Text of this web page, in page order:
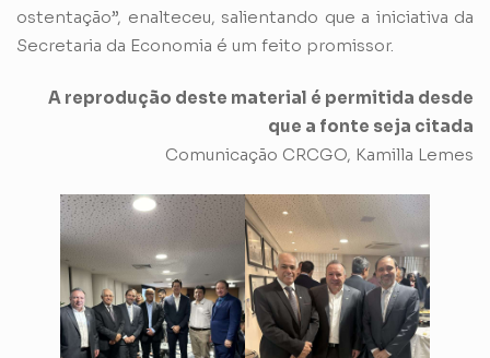
ostentação”, enalteceu, salientando que a iniciativa da
Secretaria da Economia é um feito promissor.
A reprodução deste material é permitida desde
que a fonte seja citada
Comunicação CRCGO, Kamilla Lemes